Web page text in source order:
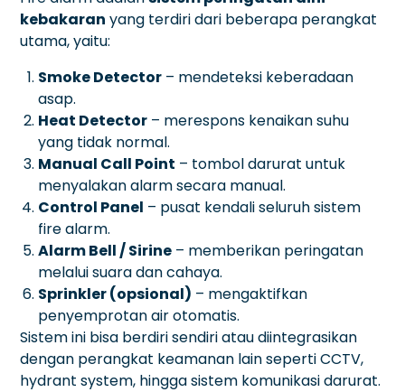
kebakaran yang terdiri dari beberapa perangkat
utama, yaitu:
Smoke Detector – mendeteksi keberadaan
asap.
Heat Detector – merespons kenaikan suhu
yang tidak normal.
Manual Call Point – tombol darurat untuk
menyalakan alarm secara manual.
Control Panel – pusat kendali seluruh sistem
fire alarm.
Alarm Bell / Sirine – memberikan peringatan
melalui suara dan cahaya.
Sprinkler (opsional) – mengaktifkan
penyemprotan air otomatis.
Sistem ini bisa berdiri sendiri atau diintegrasikan
dengan perangkat keamanan lain seperti CCTV,
hydrant system, hingga sistem komunikasi darurat.